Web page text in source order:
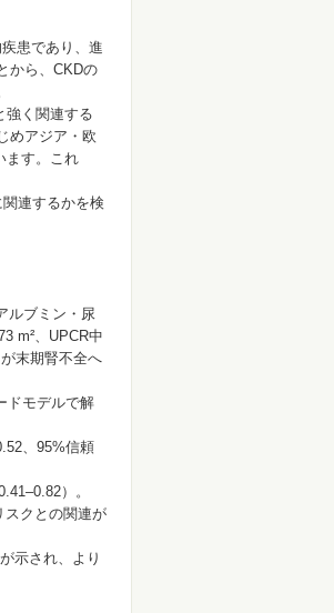
患であり、進
から、CKDの
強く関連する
めアジア・欧
ます。これ
連するかを検
ルブミン・尿
m²、UPCR中
末期腎不全へ
ドモデルで解
、95%信頼
）。
スクとの関連が
示され、より